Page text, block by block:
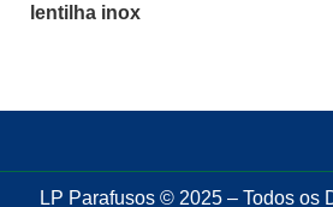
lentilha inox
LP Parafusos © 2025 – Todos os